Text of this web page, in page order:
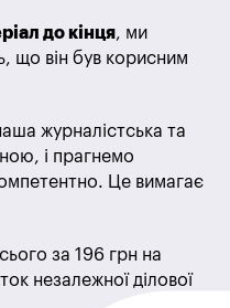
до кінця, ми
що він був корисним
журналістська та
і прагнемо
Це вимагає
за 196 грн на
незалежної ділової